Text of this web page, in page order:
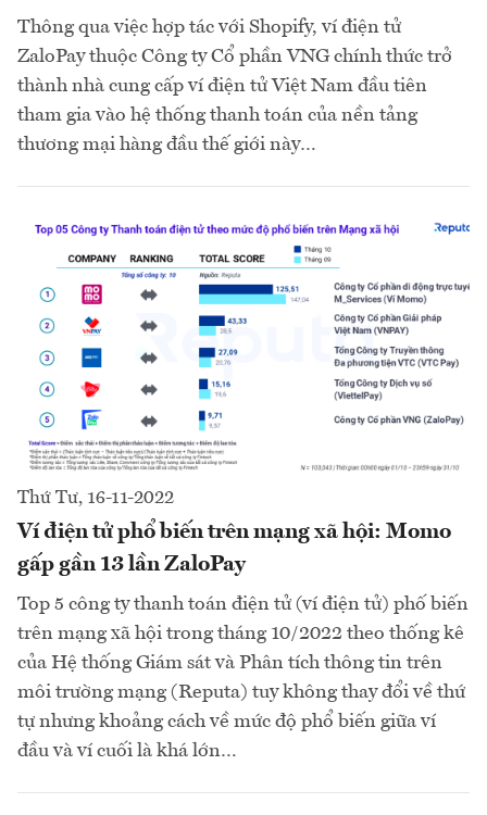
Thông qua việc hợp tác với Shopify, ví điện tử
ZaloPay thuộc Công ty Cổ phần VNG chính thức trở
thành nhà cung cấp ví điện tử Việt Nam đầu tiên
tham gia vào hệ thống thanh toán của nền tảng
thương mại hàng đầu thế giới này…
Thứ Tư, 16-11-2022
Ví điện tử phổ biến trên mạng xã hội: Momo
gấp gần 13 lần ZaloPay
Top 5 công ty thanh toán điện tử (ví điện tử) phố biến
trên mạng xã hội trong tháng 10/2022 theo thống kê
của Hệ thống Giám sát và Phân tích thông tin trên
môi trường mạng (Reputa) tuy không thay đổi về thứ
tự nhưng khoảng cách về mức độ phổ biến giữa ví
đầu và ví cuối là khá lớn…